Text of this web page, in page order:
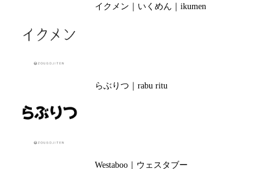
イクメン｜いくめん｜ikumen
らぶりつ｜rabu ritu
Westaboo｜ウェスタブー